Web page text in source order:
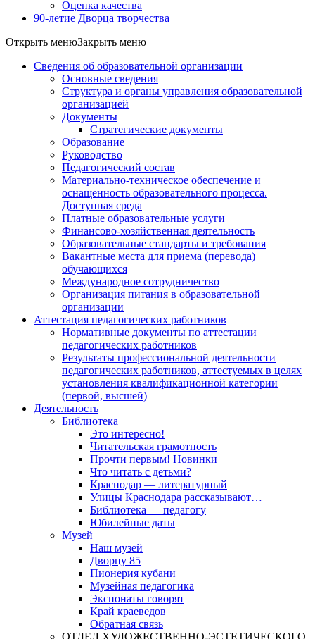
Оценка качества
90-летие Дворца творчества
Открыть менюЗакрыть меню
Сведения об образовательной организации
Основные сведения
Структура и органы управления образовательной
организацией
Документы
Стратегические документы
Образование
Руководство
Педагогический состав
Материально-техническое обеспечение и
оснащенность образовательного процесса.
Доступная среда
Платные образовательные услуги
Финансово-хозяйственная деятельность
Образовательные стандарты и требования
Вакантные места для приема (перевода)
обучающихся
Международное сотрудничество
Организация питания в образовательной
организации
Аттестация педагогических работников
Нормативные документы по аттестации
педагогических работников
Результаты профессиональной деятельности
педагогических работников, аттестуемых в целях
установления квалификационной категории
(первой, высшей)
Деятельность
Библиотека
Это интересно!
Читательская грамотность
Прочти первым! Новинки
Что читать с детьми?
Краснодар — литературный
Улицы Краснодара рассказывают…
Библиотека — педагогу
Юбилейные даты
Музей
Наш музей
Дворцу 85
Пионерия кубани
Музейная педагогика
Экспонаты говорят
Край краеведов
Обратная связь
ОТДЕЛ ХУДОЖЕСТВЕННО-ЭСТЕТИЧЕСКОГО